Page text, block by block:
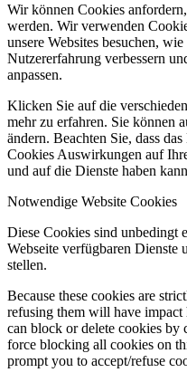
Wir können Cookies
werden. Wir verwenden
unsere Websites besuchen,
Nutzererfahrung verbessern
anpassen.
Klicken Sie auf die
mehr zu erfahren. Sie können
ändern. Beachten Sie, dass
Cookies Auswirkungen auf
und auf die Dienste haben
Notwendige Website Cookies
Diese Cookies sind unbedingt
Webseite verfügbaren Dienste
stellen.
Because these cookies are
refusing them will have
can block or delete cookies by
force blocking all cookies on
prompt you to accept/refuse